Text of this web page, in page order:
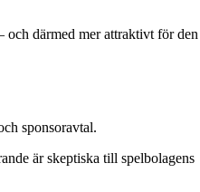
och därmed mer attraktivt för den
sponsoravtal.
är skeptiska till spelbolagens